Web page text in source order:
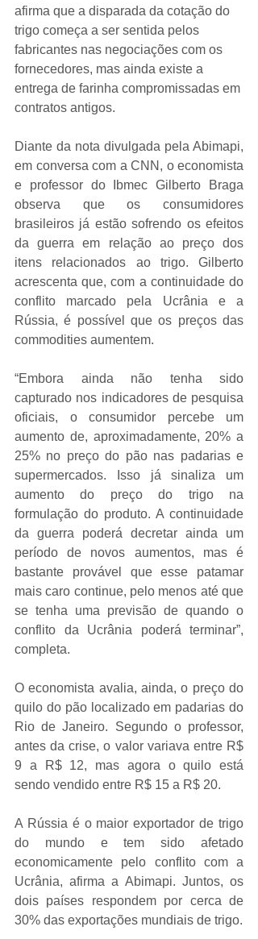
afirma que a disparada da cotação do
trigo começa a ser sentida pelos
fabricantes nas negociações com os
fornecedores, mas ainda existe a
entrega de farinha compromissadas em
contratos antigos.
Diante da nota divulgada pela Abimapi,
em conversa com a CNN, o economista
e professor do Ibmec Gilberto Braga
observa que os consumidores
brasileiros já estão sofrendo os efeitos
da guerra em relação ao preço dos
itens relacionados ao trigo. Gilberto
acrescenta que, com a continuidade do
conflito marcado pela Ucrânia e a
Rússia, é possível que os preços das
commodities aumentem.
“Embora ainda não tenha sido
capturado nos indicadores de pesquisa
oficiais, o consumidor percebe um
aumento de, aproximadamente, 20% a
25% no preço do pão nas padarias e
supermercados. Isso já sinaliza um
aumento do preço do trigo na
formulação do produto. A continuidade
da guerra poderá decretar ainda um
período de novos aumentos, mas é
bastante provável que esse patamar
mais caro continue, pelo menos até que
se tenha uma previsão de quando o
conflito da Ucrânia poderá terminar”,
completa.
O economista avalia, ainda, o preço do
quilo do pão localizado em padarias do
Rio de Janeiro. Segundo o professor,
antes da crise, o valor variava entre R$
9 a R$ 12, mas agora o quilo está
sendo vendido entre R$ 15 a R$ 20.
A Rússia é o maior exportador de trigo
do mundo e tem sido afetado
economicamente pelo conflito com a
Ucrânia, afirma a Abimapi. Juntos, os
dois países respondem por cerca de
30% das exportações mundiais de trigo.